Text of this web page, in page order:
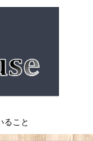
ること